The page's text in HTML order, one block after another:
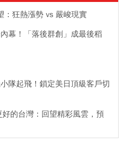
：狂熱漲勢 vs 嚴峻現實
幕！「落後群創」成最後稻
隊起飛！鎖定美日頂級客戶切
的台灣：回望精彩風雲，預